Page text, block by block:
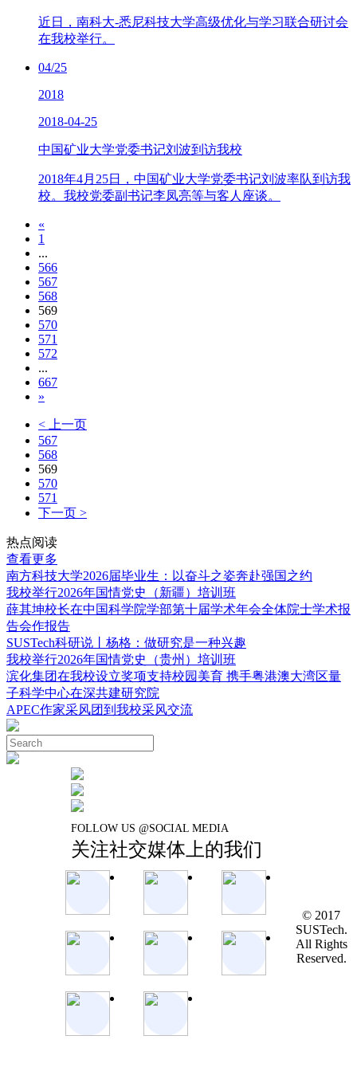
近日，南科大-悉尼科技大学高级优化与学习联合研讨会
在我校举行。
04/25
2018
2018-04-25
中国矿业大学党委书记刘波到访我校
2018年4月25日，中国矿业大学党委书记刘波率队到访我
校。我校党委副书记李凤亮等与客人座谈。
«
1
...
566
567
568
569
570
571
572
...
667
»
< 上一页
567
568
569
570
571
下一页 >
热点阅读
查看更多
南方科技大学2026届毕业生：以奋斗之姿奔赴强国之约
我校举行2026年国情党史（新疆）培训班
薛其坤校长在中国科学院学部第十届学术年会全体院士学术报
告会作报告
SUSTech科研说丨杨格：做研究是一种兴趣
我校举行2026年国情党史（贵州）培训班
滨化集团在我校设立奖项支持校园美育 携手粤港澳大湾区量
子科学中心在深共建研究院
APEC作家采风团到我校采风交流
FOLLOW US @SOCIAL MEDIA
关注社交媒体上的我们
© 2017
SUSTech.
All Rights
Reserved.